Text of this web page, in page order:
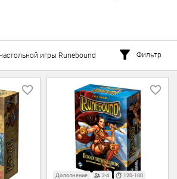
игры Runebound Фильтр
Дополнение 2-4
120-180